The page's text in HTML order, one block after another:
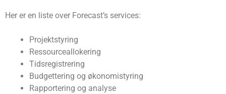
Her er en liste over Forecast’s services:
Projektstyring
Ressourceallokering
Tidsregistrering
Budgettering og økonomistyring
Rapportering og analyse